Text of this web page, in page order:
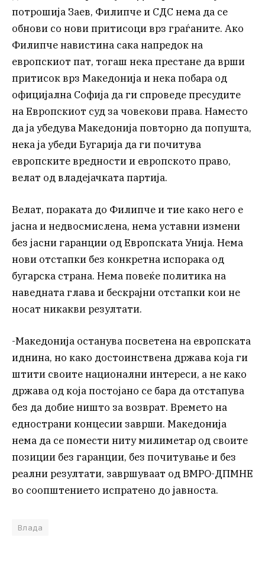
потрошија Заев, Филипче и СДС нема да се
обнови со нови притисоци врз граѓаните. Ако
Филипче навистина сака напредок на
европскиот пат, тогаш нека престане да врши
притисок врз Македонија и нека побара од
официјална Софија да ги спроведе пресудите
на Европскиот суд за човекови права. Наместо
да ја убедува Македонија повторно да попушта,
нека ја убеди Бугарија да ги почитува
европските вредности и европското право,
велат од владејачката партија.
Велат, пораката до Филипче и тие како него е
јасна и недвосмислена, нема уставни измени
без јасни гаранции од Европската Унија. Нема
нови отстапки без конкретна испорака од
бугарска страна. Нема повеќе политика на
наведната глава и бескрајни отстапки кои не
носат никакви резултати.
-Македонија останува посветена на европската
иднина, но како достоинствена држава која ги
штити своите национални интереси, а не како
држава од која постојано се бара да отстапува
без да добие ништо за возврат. Времето на
еднострани концесии заврши. Македонија
нема да се помести ниту милиметар од своите
позиции без гаранции, без почитување и без
реални резултати, завршуваат од ВМРО-ДПМНЕ
во соопштението испратено до јавноста.
Влада